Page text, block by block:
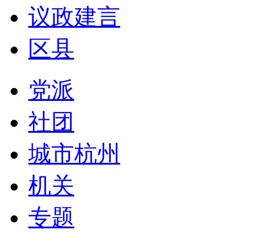
议政建言
区县
党派
社团
城市杭州
机关
专题